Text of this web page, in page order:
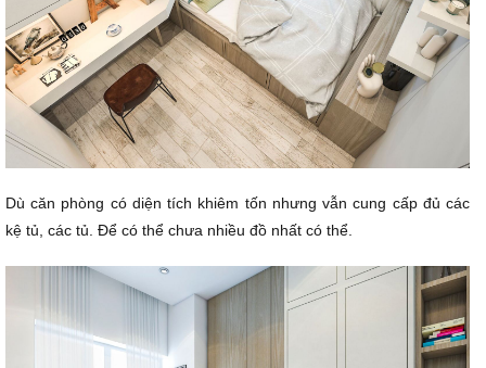
Dù căn phòng có diện tích khiêm tốn nhưng vẫn cung cấp đủ các
kệ tủ, các tủ. Để có thể chưa nhiều đồ nhất có thể.